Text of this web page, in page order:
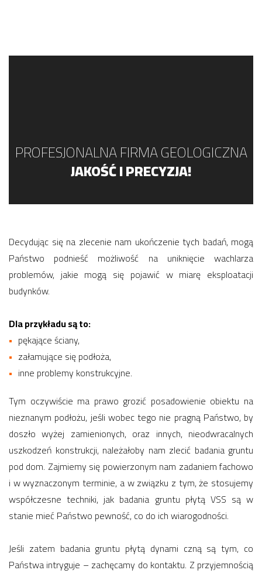
PROFESJONALNA FIRMA GEOLOGICZNA
JAKOŚĆ I PRECYZJA!
Decydując się na zlecenie nam ukończenie tych badań, mogą
Państwo podnieść możliwość na uniknięcie wachlarza
problemów, jakie mogą się pojawić w miarę eksploatacji
budynków.
Dla przykładu są to:
pękające ściany,
załamujące się podłoża,
inne problemy konstrukcyjne.
Tym oczywiście ma prawo grozić posadowienie obiektu na
nieznanym podłożu, jeśli wobec tego nie pragną Państwo, by
doszło wyżej zamienionych, oraz innych, nieodwracalnych
uszkodzeń konstrukcji, należałoby nam zlecić badania gruntu
pod dom. Zajmiemy się powierzonym nam zadaniem fachowo
i w wyznaczonym terminie, a w związku z tym, że stosujemy
współczesne techniki, jak badania gruntu płytą VSS są w
stanie mieć Państwo pewność, co do ich wiarogodności.
Jeśli zatem badania gruntu płytą dynami czną są tym, co
Państwa intryguje – zachęcamy do kontaktu. Z przyjemnością